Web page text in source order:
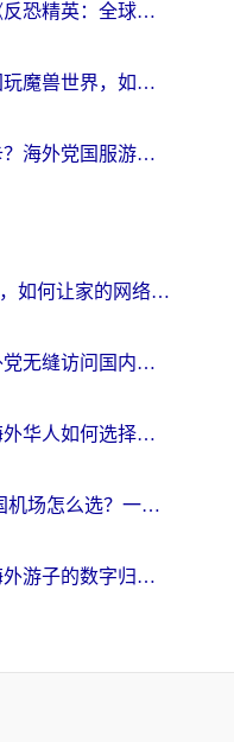
身在海外，如何找回《反恐精英：全球攻势》国服的丝滑手感？一份给你的终极指南
从纽约到暴风城：美国玩魔兽世界，如何找到你的最佳网络航线
日本怎么玩奥拉星不卡？海外党国服游戏加速器选择全攻略
Openwrt 回国：在海外，如何让家的网络触手可及
香港翻墙回内地：海外党无缝访问国内资源的加速器选择全攻略
迅游和回国好用吗？海外华人如何选择靠谱的回国加速器
海外党必看：Clash回国机场怎么选？一篇搞定无缝访问国内资源的全攻略
穿梭和松果哪个好？海外游子的数字归乡路，到底该怎么选